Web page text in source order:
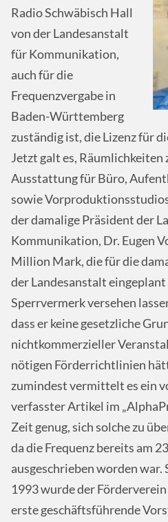
Radio Schwäbisch Hall
von der Landesanstalt
für Kommunikation,
auch für die
Frequenzvergabe in
Baden-Württemberg
zuständig ist, die Lizenz für
Jetzt galt es, Räumlichkeiten
Ausstattung für Büro,
sowie
der damalige Präsident der
Kommunikation, Dr. Eugen
Million Mark, die für die
der Landesanstalt
Sperrvermerk versehen
dass er keine gesetzliche
nichtkommerzieller
nötigen Förderrichtlinien
zumindest vermittelt es ein
verfasster Artikel im
Zeit genug, sich solche zu
da die Frequenz bereits am
ausgeschrieben worden war.
1993 wurde der
erste geschäftsführende